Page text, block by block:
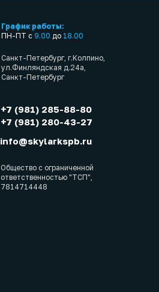
График работы:
ПН-ПТ с 9.00 до 18.00
Санкт-Петербург, г.Колпино,
ул.Финляндская д.24а,
Санкт-Петербург
Общество с ограниченной
ответственностью "ТСП",
7814714448
+7 (981) 285-88-80
+7 (981) 280-43-27
info@skylarkspb.ru